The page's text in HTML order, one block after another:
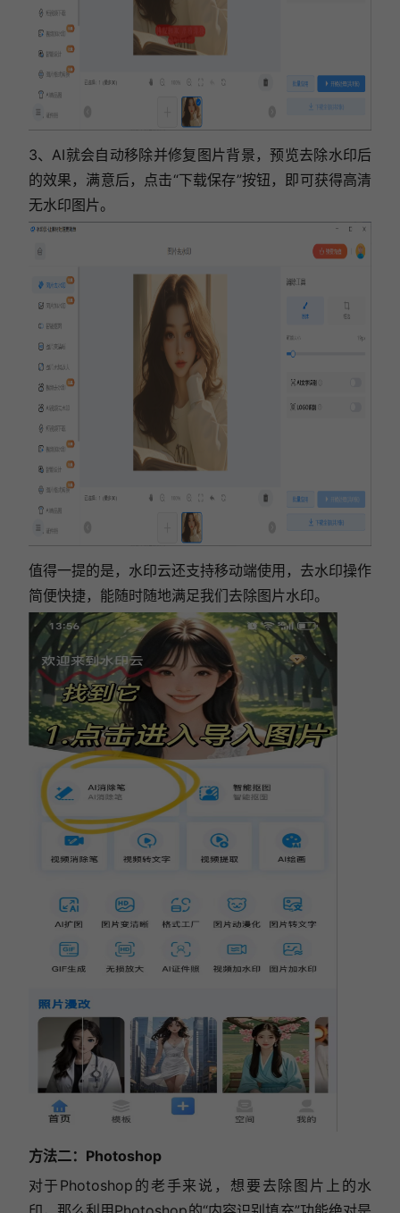
3、AI就会自动移除并修复图片背景，预览去除水印后
的效果，满意后，点击“下载保存”按钮，即可获得高清
无水印图片。
值得一提的是，水印云还支持移动端使用，去水印操作
简便快捷，能随时随地满足我们去除图片水印。
方法二：Photoshop
对于Photoshop的老手来说，想要去除图片上的水